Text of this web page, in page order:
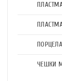
ЧЕШКИ